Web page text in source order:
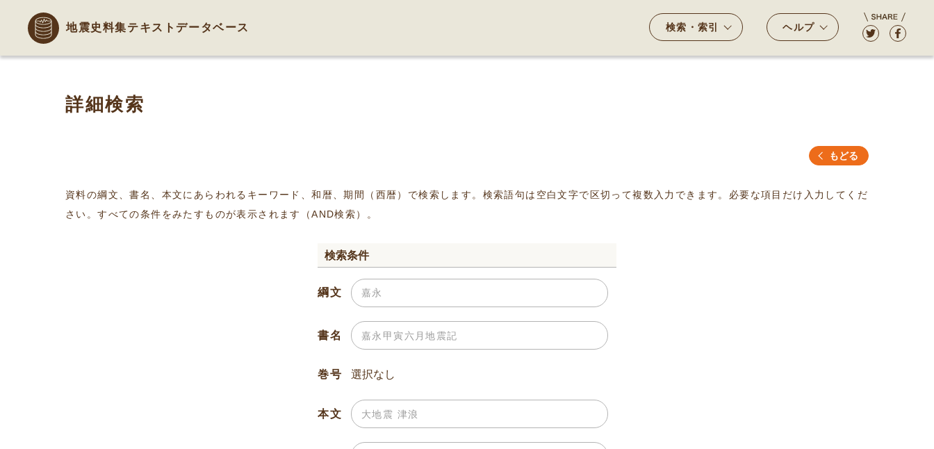
地震史料集テキストデータベース 検索・索引 ヘルプ
詳細検索
もどる
資料の綱文、書名、本文にあらわれるキーワード、和暦、期間（西暦）で検索します。検索語句は空白文字で区切って複数入力できます。必要な項目だけ入力してくだ
さい。すべての条件をみたすものが表示されます（AND検索）。
検索条件
綱文
書名
巻号
本文